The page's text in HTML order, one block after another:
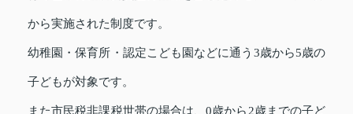
から実施された制度です。
幼稚園・保育所・認定こども園などに通う3歳から5歳の
子どもが対象です。
また市民税非課税世帯の場合は、0歳から2歳までの子ど